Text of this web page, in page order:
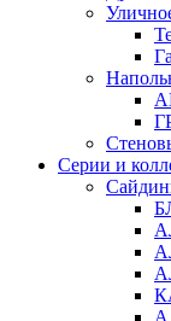
Серии и